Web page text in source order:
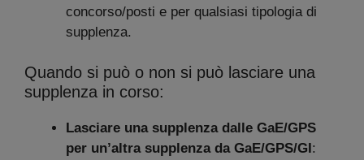
concorso/posti e per qualsiasi tipologia di
supplenza.
Quando si può o non si può lasciare una
supplenza in corso:
Lasciare una supplenza dalle GaE/GPS
per un’altra supplenza da GaE/GPS/GI :